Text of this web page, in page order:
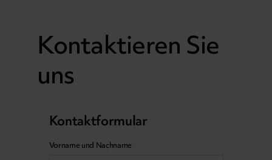
Kontaktieren Sie
uns
Kontaktformular
Vorname und Nachname